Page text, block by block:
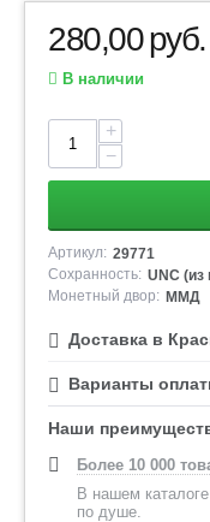
280,00руб.
В наличии
+
−
Артикул: 29771
Сохранность: UNC
Монетный двор: ММД
Доставка в
Варианты
Наши
Более 10 000
В нашем
по душе.